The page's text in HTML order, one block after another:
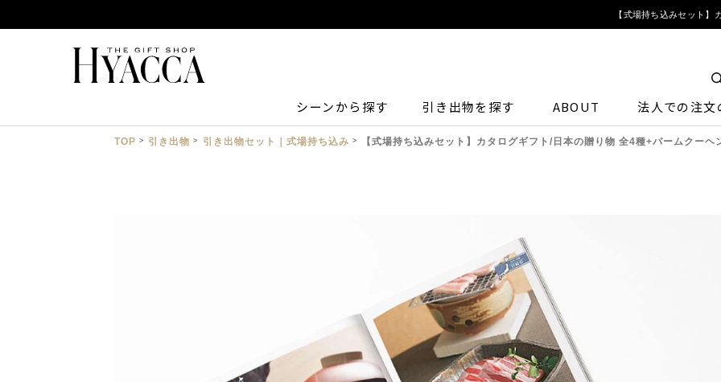
【式場持ち込みセット
シーンから探す 引き出物を探す ABOUT 法人での注文
TOP 引き出物 引き出物セット｜式場持ち込み 【式場持ち込みセット】カタログギフト/日本の贈り物 全4種+バームクーヘ